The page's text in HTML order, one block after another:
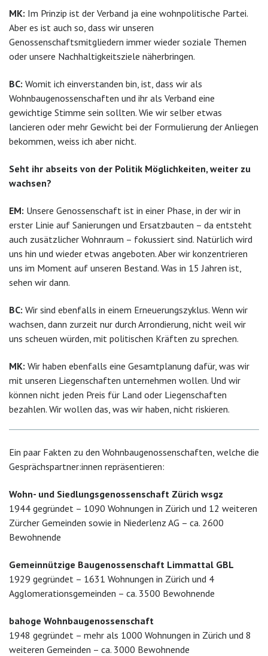
MK: Im Prinzip ist der Verband ja eine wohnpolitische Partei.
Aber es ist auch so, dass wir unseren
Genossenschaftsmitgliedern immer wieder soziale Themen
oder unsere Nachhaltigkeitsziele näherbringen.
BC: Womit ich einverstanden bin, ist, dass wir als
Wohnbaugenossenschaften und ihr als Verband eine
gewichtige Stimme sein sollten. Wie wir selber etwas
lancieren oder mehr Gewicht bei der Formulierung der Anliegen
bekommen, weiss ich aber nicht.
Seht ihr abseits von der Politik Möglichkeiten, weiter zu
wachsen?
EM: Unsere Genossenschaft ist in einer Phase, in der wir in
erster Linie auf Sanierungen und Ersatzbauten – da entsteht
auch zusätzlicher Wohnraum – fokussiert sind. Natürlich wird
uns hin und wieder etwas angeboten. Aber wir konzentrieren
uns im Moment auf unseren Bestand. Was in 15 Jahren ist,
sehen wir dann.
BC: Wir sind ebenfalls in einem Erneuerungszyklus. Wenn wir
wachsen, dann zurzeit nur durch Arrondierung, nicht weil wir
uns scheuen würden, mit politischen Kräften zu sprechen.
MK: Wir haben ebenfalls eine Gesamtplanung dafür, was wir
mit unseren Liegenschaften unternehmen wollen. Und wir
können nicht jeden Preis für Land oder Liegenschaften
bezahlen. Wir wollen das, was wir haben, nicht riskieren.
Ein paar Fakten zu den Wohnbaugenossenschaften, welche die
Gesprächspartner:innen repräsentieren:
Wohn- und Siedlungsgenossenschaft Zürich wsgz
1944 gegründet – 1090 Wohnungen in Zürich und 12 weiteren
Zürcher Gemeinden sowie in Niederlenz AG – ca. 2600
Bewohnende
Gemeinnützige Baugenossenschaft Limmattal GBL
1929 gegründet – 1631 Wohnungen in Zürich und 4
Agglomerationsgemeinden – ca. 3500 Bewohnende
bahoge Wohnbaugenossenschaft
1948 gegründet – mehr als 1000 Wohnungen in Zürich und 8
weiteren Gemeinden – ca. 3000 Bewohnende